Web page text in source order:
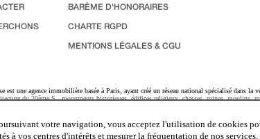
BARÈME D'HONORAIRES
CHARTE RGPD
MENTIONS LÉGALES & CGU
est une agence immobilière basée à Paris, ayant créé un réseau national spécialisé dans la
du 20ème S.,monuments historiques,édifices religieux,chasses,ruines,moulins,
votre navigation, vous acceptez l'utilisation de cookies
à vos centres d'intérêts et mesurer la fréquentation de nos services.